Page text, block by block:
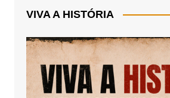
VIVA A HISTÓRIA